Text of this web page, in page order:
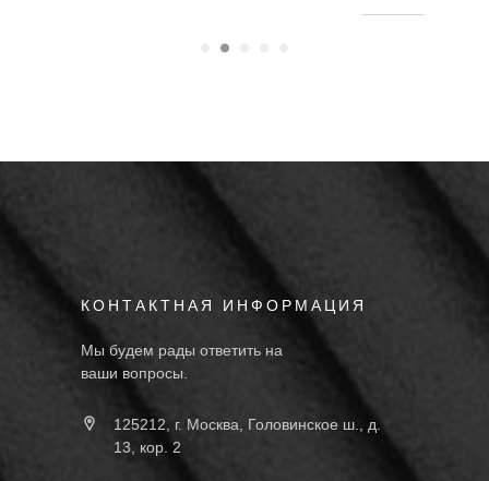
КОНТАКТНАЯ ИНФОРМАЦИЯ
Мы будем рады ответить на
ваши вопросы.
125212, г. Москва, Головинское ш., д.
13, кор. 2